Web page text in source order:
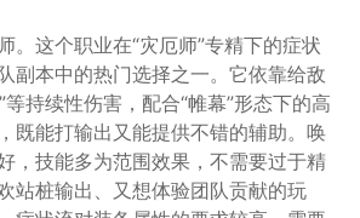
。这个职业在“灾厄师”专精下的症状
副本中的热门选择之一。它依靠给敌
等持续性伤害，配合“帷幕”形态下的高
既能打输出又能提供不错的辅助。唤
，技能多为范围效果，不需要过于精
站桩输出、又想体验团队贡献的玩